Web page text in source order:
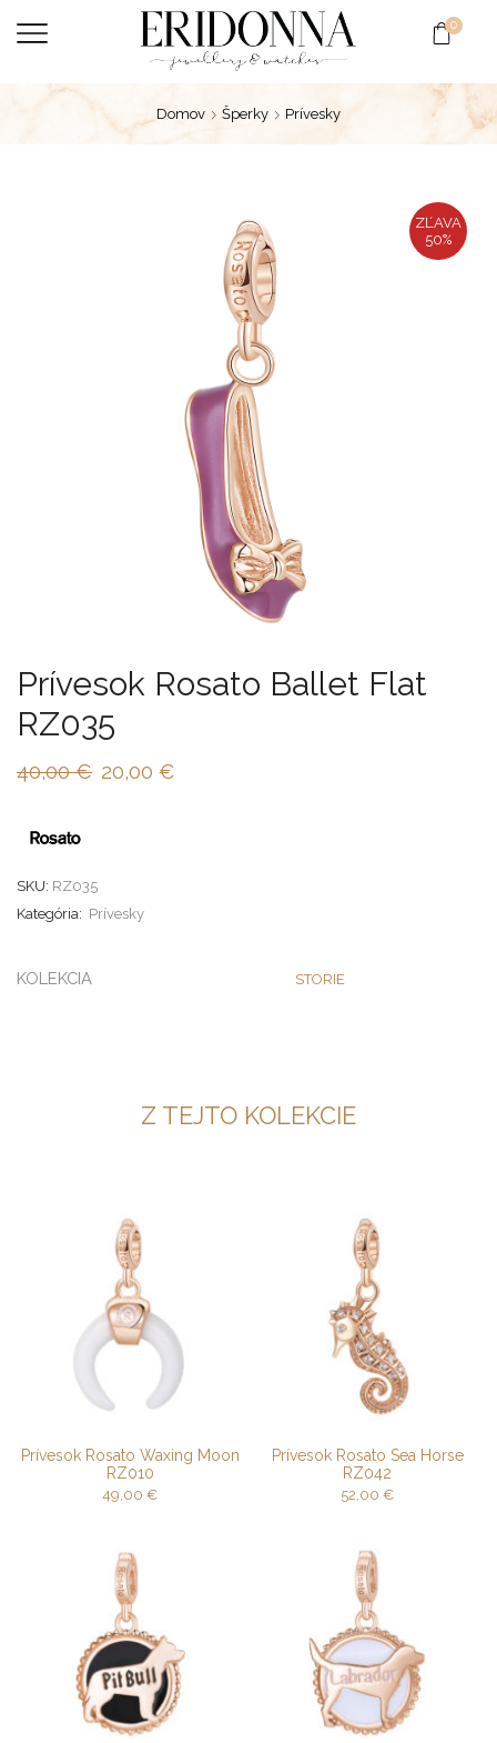
0
Domov Šperky Prívesky
ZĽAVA
50%
Prívesok Rosato Ballet Flat
RZ035
40,00€ 20,00 €
SKU: RZ035
Kategória: Prívesky
KOLEKCIA STORIE
Z TEJTO KOLEKCIE
Prívesok Rosato Waxing Moon
RZ010
49,00 €
Prívesok Rosato Sea Horse
RZ042
52,00 €